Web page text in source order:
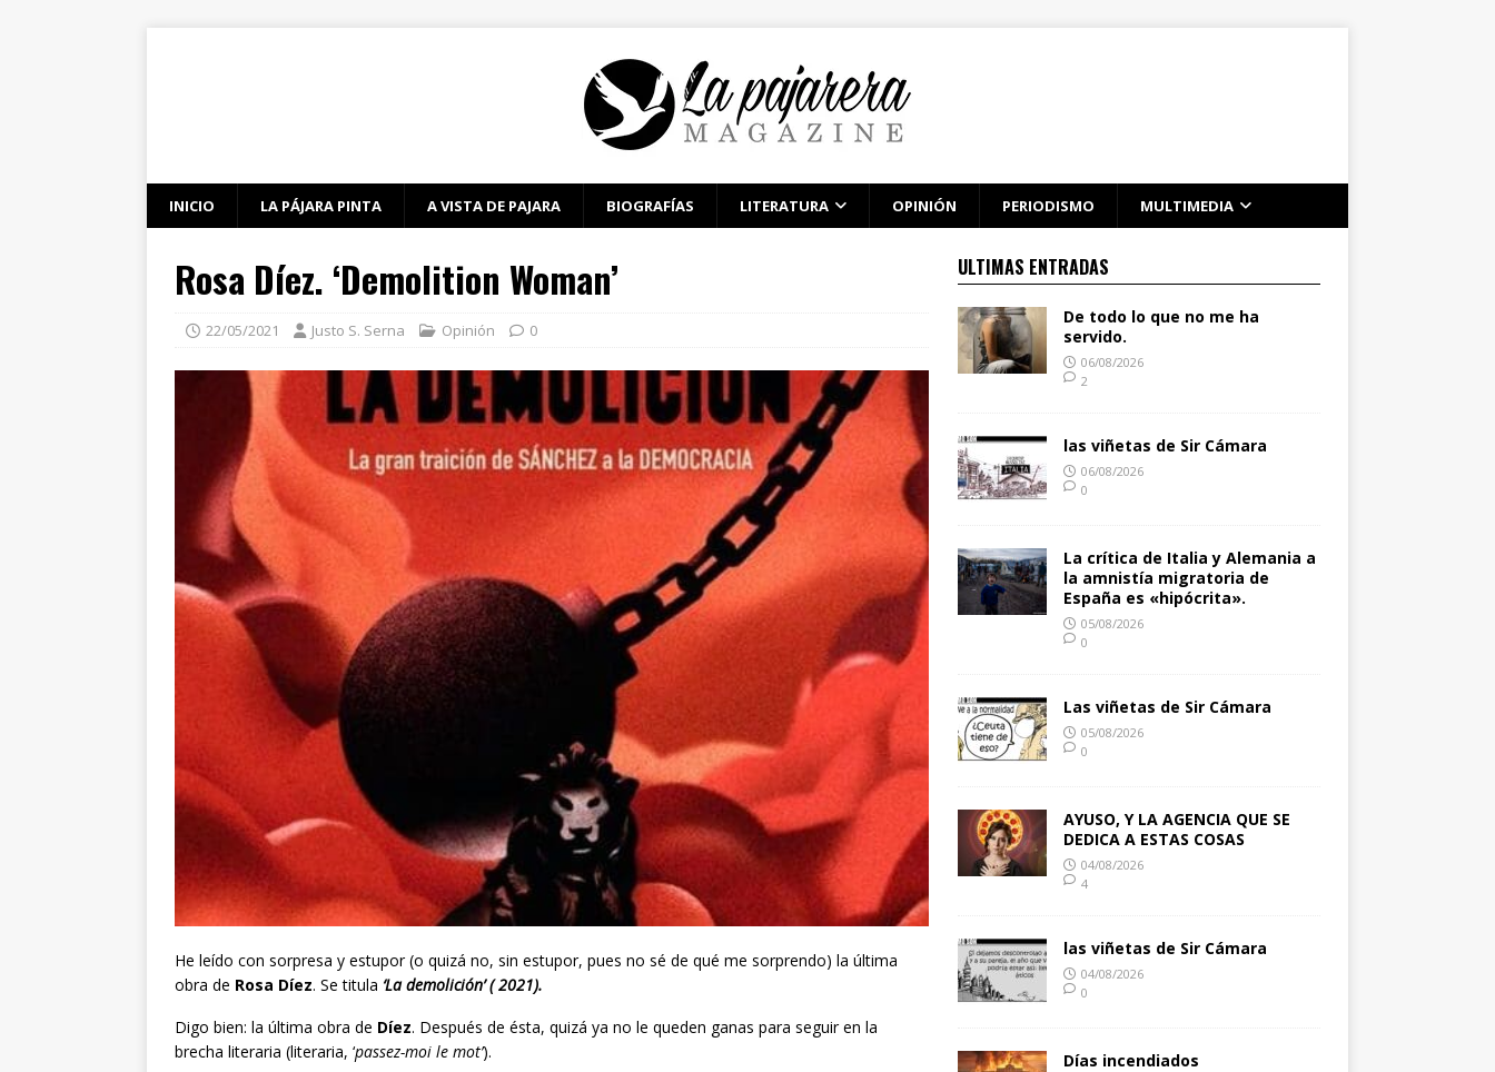
INICIO LA PÁJARA PINTA A VISTA DE PAJARA BIOGRAFÍAS LITERATURA OPINIÓN PERIODISMO MULTIMEDIA
Rosa Díez. ‘Demolition Woman’
22/05/2021 Justo S. Serna Opinión 0
He leído con sorpresa y estupor (o quizá no, sin estupor, pues no sé de qué me sorprendo) la última
obra de Rosa Díez. Se titula ‘La demolición’ ( 2021).
Digo bien: la última obra de Díez. Después de ésta, quizá ya no le queden ganas para seguir en la
brecha literaria (literaria, ‘passez-moi le mot’).
ULTIMAS ENTRADAS
De todo lo que no me ha
servido.
06/08/2026
2
las viñetas de Sir Cámara
06/08/2026
0
La crítica de Italia y Alemania a
la amnistía migratoria de
España es «hipócrita».
05/08/2026
0
Las viñetas de Sir Cámara
05/08/2026
0
AYUSO, Y LA AGENCIA QUE SE
DEDICA A ESTAS COSAS
04/08/2026
4
las viñetas de Sir Cámara
04/08/2026
0
Días incendiados